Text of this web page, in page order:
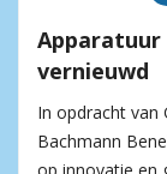
Apparatuur
vernieuwd
In opdracht van
Bachmann